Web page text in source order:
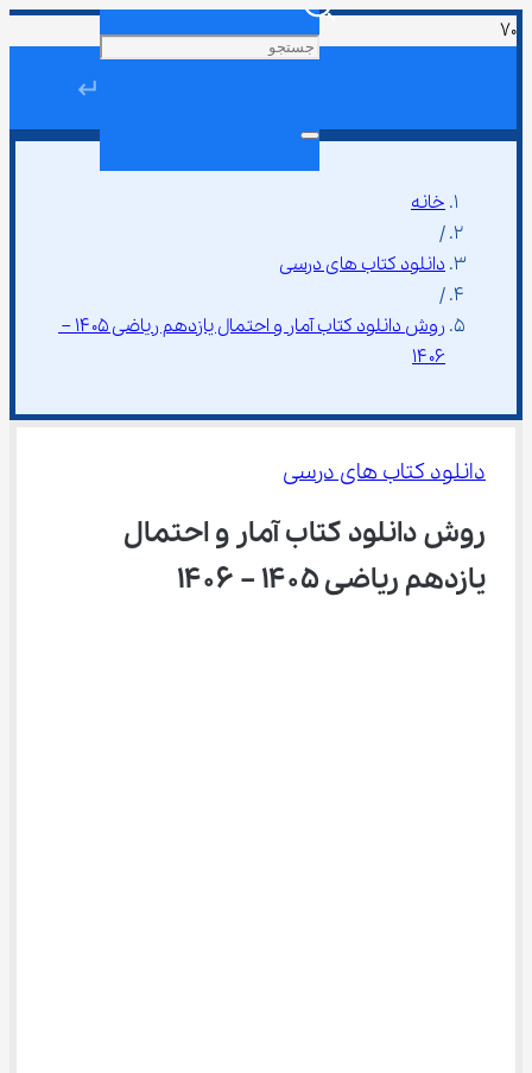
↵
خانه
/
دانلود کتاب های درسی
/
روش دانلود کتاب آمار و احتمال یازدهم ریاضی ۱۴۰۵ –
۱۴۰۶
دانلود کتاب های درسی
روش دانلود کتاب آمار و احتمال
یازدهم ریاضی ۱۴۰۵ – ۱۴۰۶